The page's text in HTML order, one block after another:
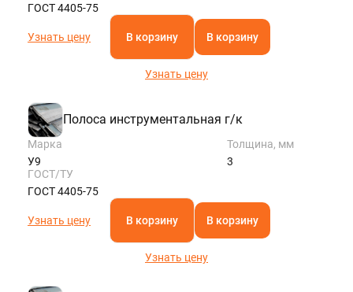
ГОСТ 4405-75
Узнать цену В корзину В корзину
Узнать цену
Полоса инструментальная г/к
Марка
У9
Толщина, мм
3
ГОСТ/ТУ
ГОСТ 4405-75
Узнать цену В корзину В корзину
Узнать цену